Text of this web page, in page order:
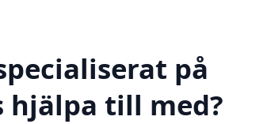
på
hjälpa till med?